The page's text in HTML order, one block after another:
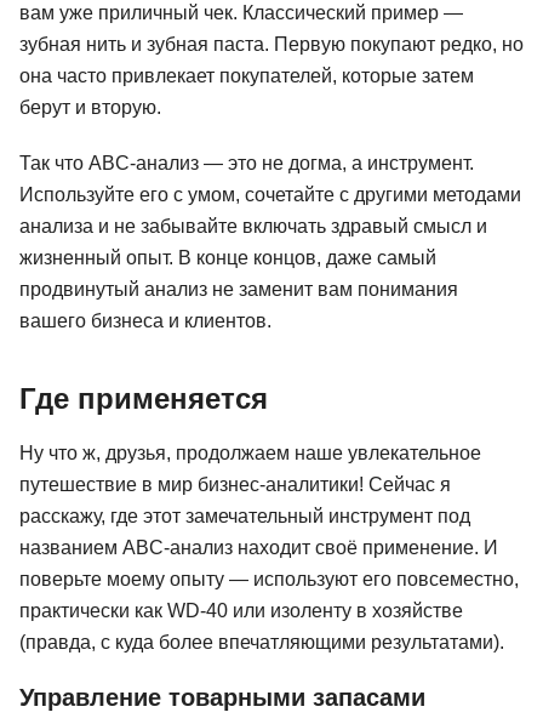
вам уже приличный чек. Классический пример —
зубная нить и зубная паста. Первую покупают редко, но
она часто привлекает покупателей, которые затем
берут и вторую.
Так что ABC-анализ — это не догма, а инструмент.
Используйте его с умом, сочетайте с другими методами
анализа и не забывайте включать здравый смысл и
жизненный опыт. В конце концов, даже самый
продвинутый анализ не заменит вам понимания
вашего бизнеса и клиентов.
Где применяется
Ну что ж, друзья, продолжаем наше увлекательное
путешествие в мир бизнес-аналитики! Сейчас я
расскажу, где этот замечательный инструмент под
названием ABC-анализ находит своё применение. И
поверьте моему опыту — используют его повсеместно,
практически как WD-40 или изоленту в хозяйстве
(правда, с куда более впечатляющими результатами).
Управление товарными запасами